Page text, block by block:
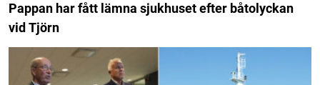
Pappan har fått lämna sjukhuset efter båtolyckan
vid Tjörn